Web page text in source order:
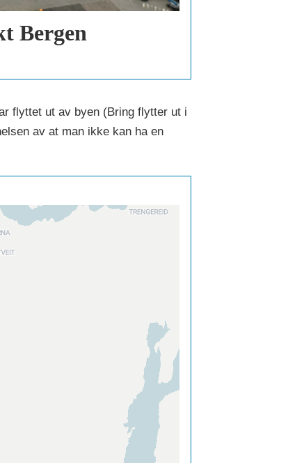
Bergen
flyttet ut av byen (Bring flytter ut i
av at man ikke kan ha en